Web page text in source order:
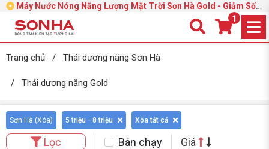
Máy Nước Nóng Năng Lượng Mặt Trời Sơn Hà Gold - Giảm Sốc
1
Trang chủ / Thái dương năng Sơn Hà
/ Thái dương năng Gold
Sơn Hà (Xóa) 5 triệu - 8 triệu Xóa tất cả
Lọc Bán chạy Giá